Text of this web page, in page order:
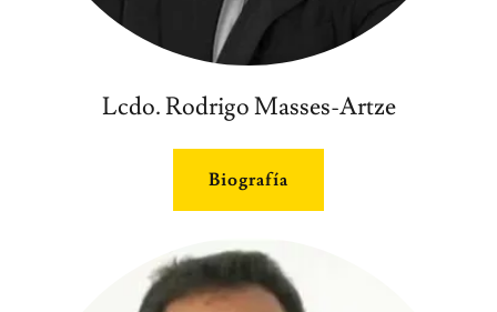
Lcdo. Rodrigo Masses-Artze
Biografía